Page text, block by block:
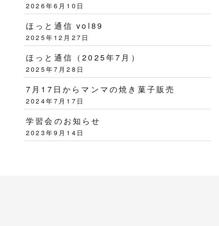
2026年6月10日
ほっと通信 vol89
2025年12月27日
ほっと通信（2025年7月）
2025年7月28日
7月17日からマンマの焼き菓子販売
2024年7月17日
学習会のお知らせ
2023年9月14日